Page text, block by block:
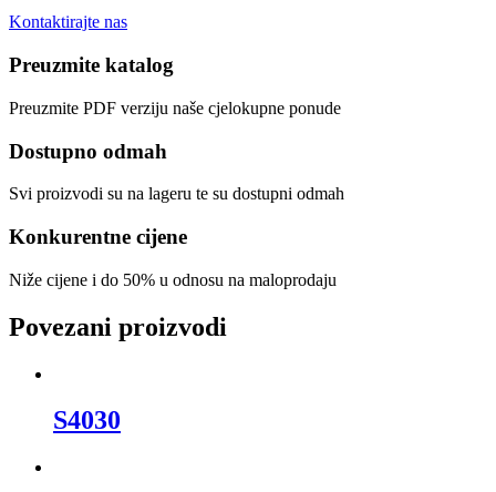
Kontaktirajte nas
Preuzmite katalog
Preuzmite PDF verziju naše cjelokupne ponude
Dostupno odmah
Svi proizvodi su na lageru te su dostupni odmah
Konkurentne cijene
Niže cijene i do 50% u odnosu na maloprodaju
Povezani proizvodi
S4030